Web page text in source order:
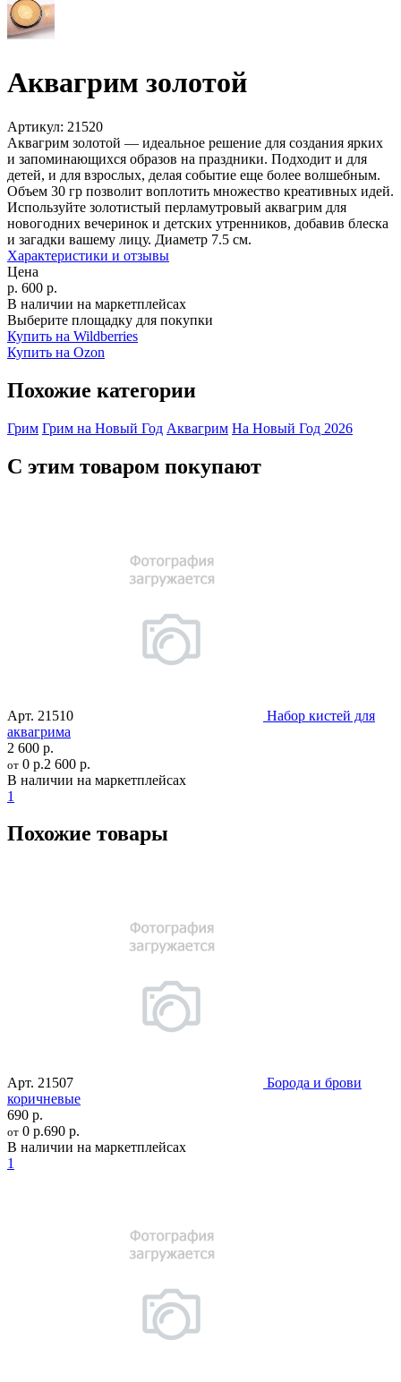
Аквагрим золотой
Артикул: 21520
Аквагрим золотой — идеальное решение для создания ярких
и запоминающихся образов на праздники. Подходит и для
детей, и для взрослых, делая событие еще более волшебным.
Объем 30 гр позволит воплотить множество креативных идей.
Используйте золотистый перламутровый аквагрим для
новогодних вечеринок и детских утренников, добавив блеска
и загадки вашему лицу. Диаметр 7.5 см.
Характеристики и отзывы
Цена
р. 600 р.
В наличии на маркетплейсах
Выберите площадку для покупки
Купить на Wildberries
Купить на Ozon
Похожие категории
Грим Грим на Новый Год Аквагрим На Новый Год 2026
С этим товаром покупают
Арт. 21510
Набор кистей для
аквагрима
2 600 р.
от 0 р.2 600 р.
В наличии на маркетплейсах
1
Похожие товары
Арт. 21507
Борода и брови
коричневые
690 р.
от 0 р.690 р.
В наличии на маркетплейсах
1